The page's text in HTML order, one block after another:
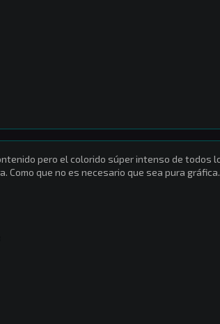
pero el colorido súper intenso de todos
Como que no es necesario que sea pura gráfica.